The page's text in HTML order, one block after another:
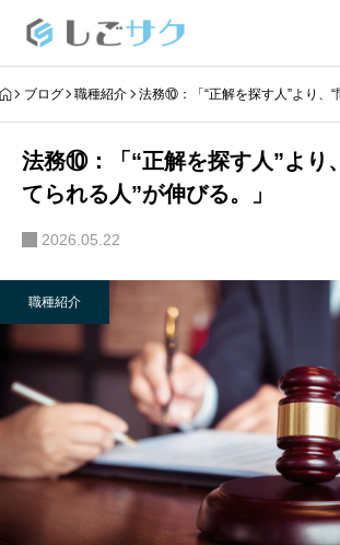
ブログ 職種紹介 法務⑩：「“正解を探す人”より、
法務⑩：「“正解を探す人”より
てられる人”が伸びる。」
2026.05.22
職種紹介